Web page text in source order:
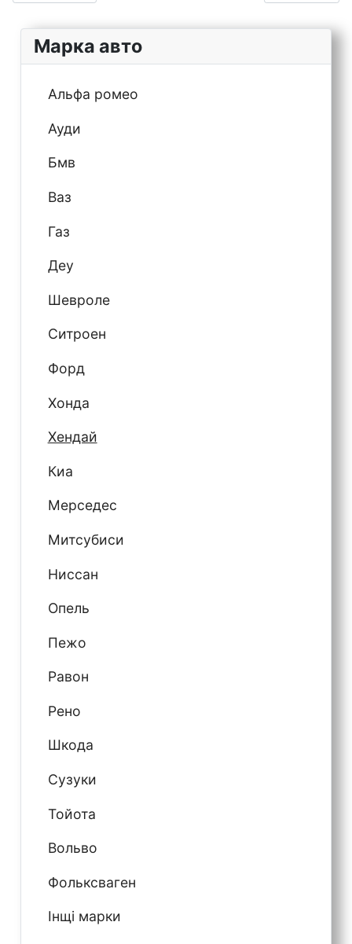
Марка авто
Альфа ромео
Ауди
Бмв
Ваз
Газ
Деу
Шевроле
Ситроен
Форд
Хонда
Хендай
Киа
Мерседес
Митсубиси
Ниссан
Опель
Пежо
Равон
Рено
Шкода
Сузуки
Тойота
Вольво
Фольксваген
Інщі марки